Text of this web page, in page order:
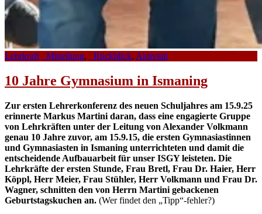
Lehrkraft _Mitteilung, _Rückblick, Aktivität
10 Jahre Gymnasium in Ismaning
Zur ersten Lehrerkonferenz des neuen Schuljahres am 15.9.25
erinnerte Markus Martini daran, dass eine engagierte Gruppe
von Lehrkräften unter der Leitung von Alexander Volkmann
genau 10 Jahre zuvor, am 15.9.15, die ersten Gymnasiastinnen
und Gymnasiasten in Ismaning unterrichteten und damit die
entscheidende Aufbauarbeit für unser ISGY leisteten. Die
Lehrkräfte der ersten Stunde, Frau Bretl, Frau Dr. Haier, Herr
Köppl, Herr Meier, Frau Stühler, Herr Volkmann und Frau Dr.
Wagner, schnitten den von Herrn Martini gebackenen
Geburtstagskuchen an. (Wer findet den „Tipp“-fehler?)